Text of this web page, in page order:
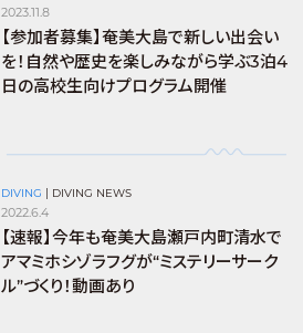
2023.11.8
【参加者募集】奄美大島で新しい出会い
を！自然や歴史を楽しみながら学ぶ3泊4
日の高校生向けプログラム開催
DIVING DIVING NEWS
2022.6.4
【速報】今年も奄美大島瀬戸内町清水で
アマミホシゾラフグが“ミステリーサーク
ル”づくり！動画あり